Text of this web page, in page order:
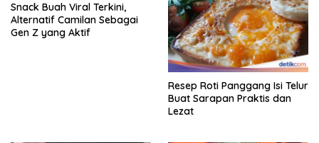
Snack Buah Viral Terkini,
Alternatif Camilan Sebagai
Gen Z yang Aktif
Resep Roti Panggang Isi Telur
Buat Sarapan Praktis dan
Lezat